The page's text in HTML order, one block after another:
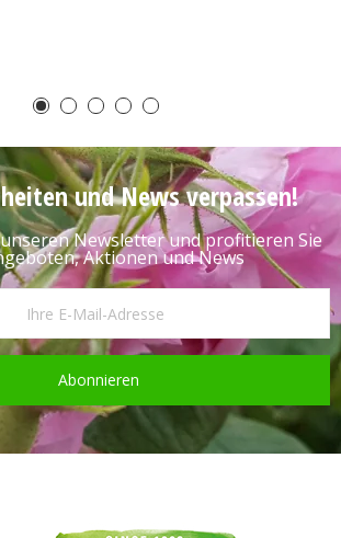
und News verpassen!
Newsletter und profitieren Sie
Aktionen und News
Abonnieren